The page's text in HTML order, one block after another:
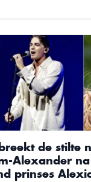
de stilte
Alexander
prinses